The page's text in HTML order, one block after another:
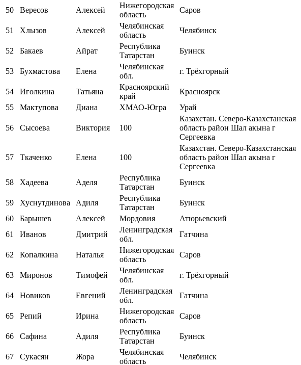
50
Вересов Алексей
Нижегородская
область
Саров
51 Хлызов Алексей
Челябинская
область
Челябинск
52 Бакаев Айрат
Республика
Татарстан
Буинск
53 Бухмастова Елена
Челябинская
обл.
г. Трёхгорный
54 Иголкина Татьяна
Красноярский
край
Красноярск
55
Мактупова Диана ХМАО-Югра Урай
56 Сысоева Виктория 100
Казахстан. Северо-Казахстанская
область район Шал акына г
Сергеевка
57 Ткаченко Елена 100
Казахстан. Северо-Казахстанская
область район Шал акына г
Сергеевка
58 Хадеева Аделя
Республика
Татарстан
Буинск
59 Хуснутдинова Адиля
Республика
Татарстан
Буинск
60
Барышев Алексей Мордовия Атюрьевский
61
Иванов Дмитрий
Ленинградская
обл.
Гатчина
62 Копалкина Наталья
Нижегородская
область
Саров
63 Миронов Тимофей
Челябинская
обл.
г. Трёхгорный
64 Новиков Евгений
Ленинградская
обл.
Гатчина
65 Репий Ирина
Нижегородская
область
Саров
66 Сафина Адиля
Республика
Татарстан
Буинск
67 Сукасян Жора
Челябинская
область
Челябинск